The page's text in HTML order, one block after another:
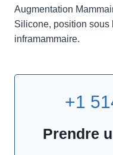
Augmentation
Silicone, position
inframammaire.
+1
Prendre